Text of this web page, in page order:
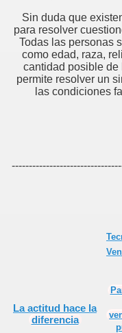
Sin duda que
para resolver
Todas las personas
como edad, raza,
cantidad posible de
permite resolver un
las condiciones
Laactitud hace la
diferencia
PROFESIONAL
un cliente